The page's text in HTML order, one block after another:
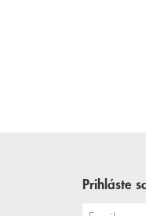
Prihláste